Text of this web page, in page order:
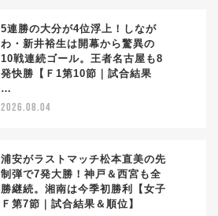
5連勝の大分が4位浮上！しなが
わ・新井裕生は開幕から驚異の
10戦連続ゴール。王者名古屋も8
発快勝【Ｆ1第10節｜試合結果
…
2026.08.04
浦安がラストマッチ松本直美の先
制弾で7発大勝！神戸＆西宮も全
勝継続。湘南は今季初勝利【女子
Ｆ第7節｜試合結果＆順位】